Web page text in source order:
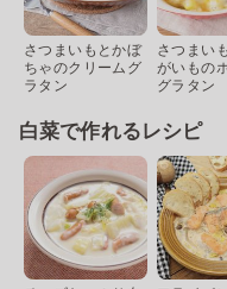
さつまいもとかぼ
ちゃのクリームグ
ラタン
さつまい
がいもの
グラタン
白菜で作れるレシピ